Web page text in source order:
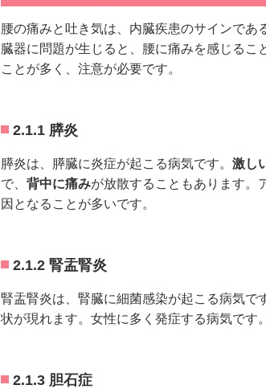
腰の痛みと吐き気は、内臓疾患のサインであ
臓器に問題が生じると、腰に痛みを感じるこ
ことが多く、注意が必要です。
2.1.1 膵炎
膵炎は、膵臓に炎症が起こる病気です。 激し
で、 背中に痛みが放散することもあります。
因となることが多いです。
2.1.2 腎盂腎炎
腎盂腎炎は、腎臓に細菌感染が起こる病気で
状が現れます。女性に多く発症する病気です。
2.1.3 胆石症